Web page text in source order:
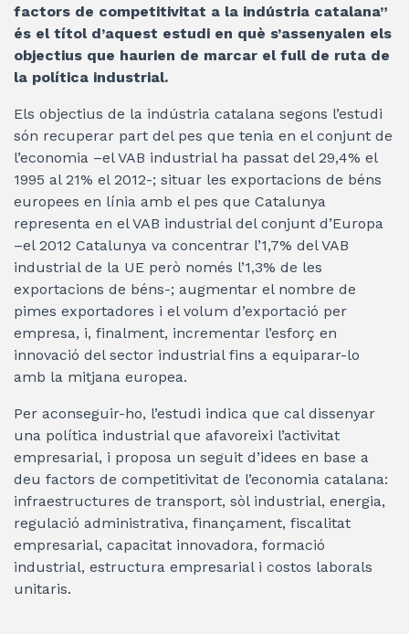
factors de competitivitat a la indústria catalana”
és el títol d’aquest estudi en què s’assenyalen els
objectius que haurien de marcar el full de ruta de
la política industrial.
Els objectius de la indústria catalana segons l’estudi
són recuperar part del pes que tenia en el conjunt de
l’economia –el VAB industrial ha passat del 29,4% el
1995 al 21% el 2012-; situar les exportacions de béns
europees en línia amb el pes que Catalunya
representa en el VAB industrial del conjunt d’Europa
–el 2012 Catalunya va concentrar l’1,7% del VAB
industrial de la UE però només l’1,3% de les
exportacions de béns-; augmentar el nombre de
pimes exportadores i el volum d’exportació per
empresa, i, finalment, incrementar l’esforç en
innovació del sector industrial fins a equiparar-lo
amb la mitjana europea.
Per aconseguir-ho, l’estudi indica que cal dissenyar
una política industrial que afavoreixi l’activitat
empresarial, i proposa un seguit d’idees en base a
deu factors de competitivitat de l’economia catalana:
infraestructures de transport, sòl industrial, energia,
regulació administrativa, finançament, fiscalitat
empresarial, capacitat innovadora, formació
industrial, estructura empresarial i costos laborals
unitaris.